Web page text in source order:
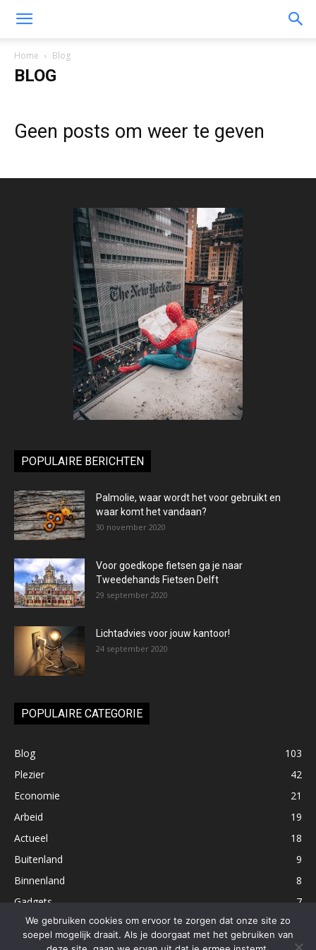
Home Blog
BLOG
Geen posts om weer te geven
POPULAIRE BERICHTEN
Palmolie, waar wordt het voor gebruikt en
waar komt het vandaan?
30 november 2020
Voor goedkope fietsen ga je naar
Tweedehands Fietsen Delft
29 september 2020
Lichtadvies voor jouw kantoor!
24 september 2020
POPULAIRE CATEGORIE
Blog
103
Plezier
42
Economie
21
Arbeid
19
Actueel
18
Buitenland
9
Binnenland
8
Gadgets
7
We gebruiken cookies om ervoor te zorgen dat onze site zo
soepel mogelijk draait. Als je doorgaat met het gebruiken van